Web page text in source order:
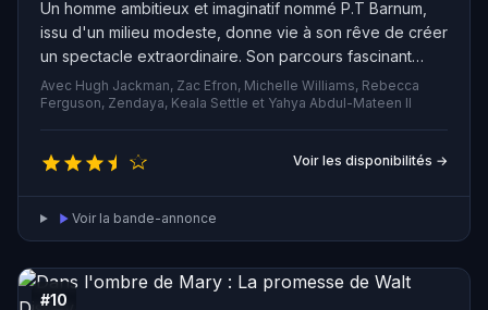
Un homme ambitieux et imaginatif nommé P.T Barnum,
issu d'un milieu modeste, donne vie à son rêve de créer
un spectacle extraordinaire. Son parcours fascinant
raconte l'essor du show-business et l'émerveillement
que l'on ressent lorsque les rêves se réalisent. Son
spectacle devient rapidement un phénomène mondial.
Avec Hugh Jackman, Zac Efron, Michelle Williams, Rebecca
Ferguson, Zendaya, Keala Settle et Yahya Abdul-Mateen II
Voir les disponibilités →
Voir la bande-annonce
#10